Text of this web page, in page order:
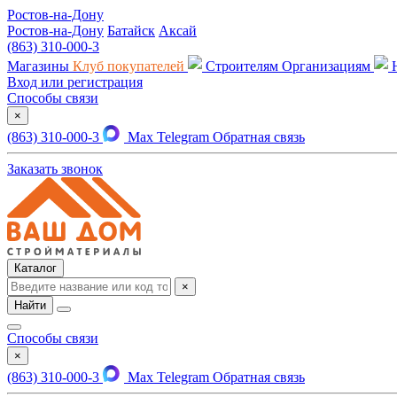
Ростов-на-Дону
Ростов-на-Дону Батайск Аксай
(863) 310-000-3
Магазины Клуб покупателей Строителям Организациям
Вход или регистрация
Способы связи
×
(863) 310-000-3 Max Telegram Обратная связь
Заказать звонок
Каталог
×
Найти
Способы связи
×
(863) 310-000-3 Max Telegram Обратная связь